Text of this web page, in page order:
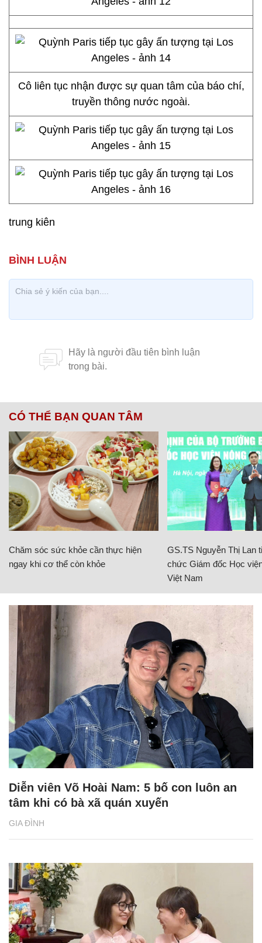
Cô liên tục nhận được sự quan tâm của báo chí,
truyền thông nước ngoài.
trung kiên
CÓ THỂ BẠN QUAN TÂM
Chăm sóc sức khỏe cần thực hiện
ngay khi cơ thể còn khỏe
GS.TS Nguyễn Thị Lan
chức Giám đốc Học
Việt Nam
GIA ĐÌNH
Diễn viên Võ Hoài Nam: 5 bố con luôn an
tâm khi có bà xã quán xuyến